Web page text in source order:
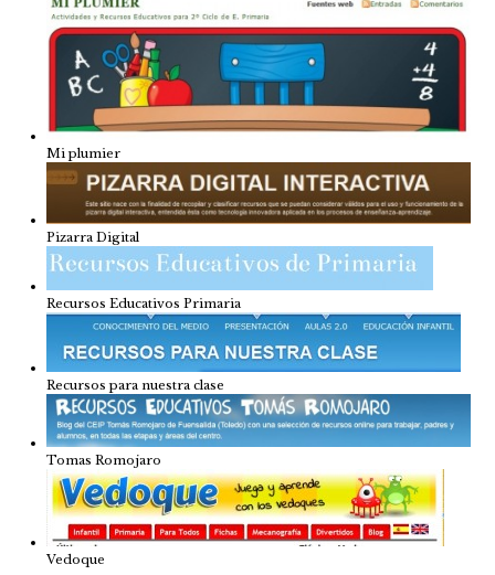
Mi plumier
Pizarra Digital
Recursos Educativos Primaria
Recursos para nuestra clase
Tomas Romojaro
Vedoque